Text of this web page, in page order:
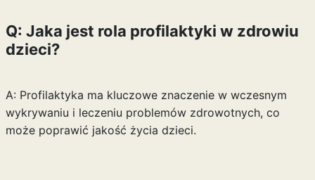
Q: Jaka jest rola profilaktyki w zdrowiu
dzieci?
A: Profilaktyka ma kluczowe znaczenie w wczesnym
wykrywaniu i leczeniu problemów zdrowotnych, co
może poprawić jakość życia dzieci.